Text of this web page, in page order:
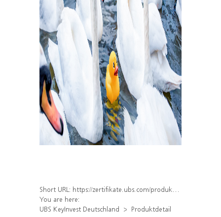
Short URL: https://zertifikate.ubs.com/produkt/detail/index/isin/DE000UH2Y9K7
You are here:
UBS KeyInvest Deutschland
Produktdetail